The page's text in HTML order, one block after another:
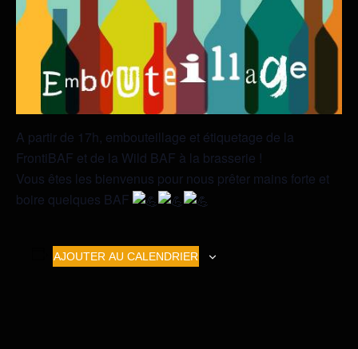
A partir de 17h, embouteillage et étiquetage de la
FrontiBAF et de la Wild BAF à la brasserie !
Vous êtes les bienvenus pour nous prêter mains forte et
boire quelques BAF
AJOUTER AU CALENDRIER